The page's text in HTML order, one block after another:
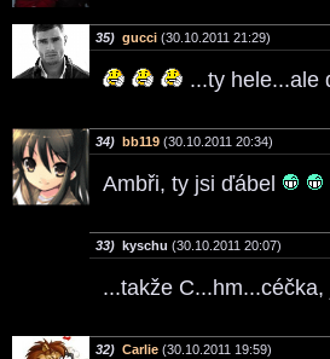
35) gucci (30.10.2011 21:29)
...ty hele...ale
34) bb119 (30.10.2011 20:34)
Ambři, ty jsi ďábel
33) kyschu (30.10.2011 20:07)
...takže
32) Carlie (30.10.2011 19:59)